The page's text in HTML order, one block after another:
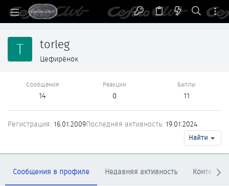
T torleg
Цефирёнок
Сообщения
14
Реакции
0
Баллы
11
Регистрация 16.01.2009Последняя активность 19.01.2024
Найти
Сообщения в профиле Недавняя активность Контент